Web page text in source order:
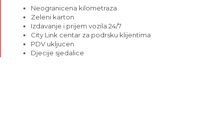
Neogranicena kilometraza
Zeleni karton
Izdavanje i prijem vozila 24/7
City Link centar za podrsku klijentima
PDV ukljucen
Djecije sjedalice